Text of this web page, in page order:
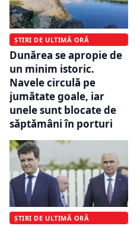
ȘTIRI DE ULTIMĂ ORĂ
Dunărea se apropie de
un minim istoric.
Navele circulă pe
jumătate goale, iar
unele sunt blocate de
săptămâni în porturi
ȘTIRI DE ULTIMĂ ORĂ